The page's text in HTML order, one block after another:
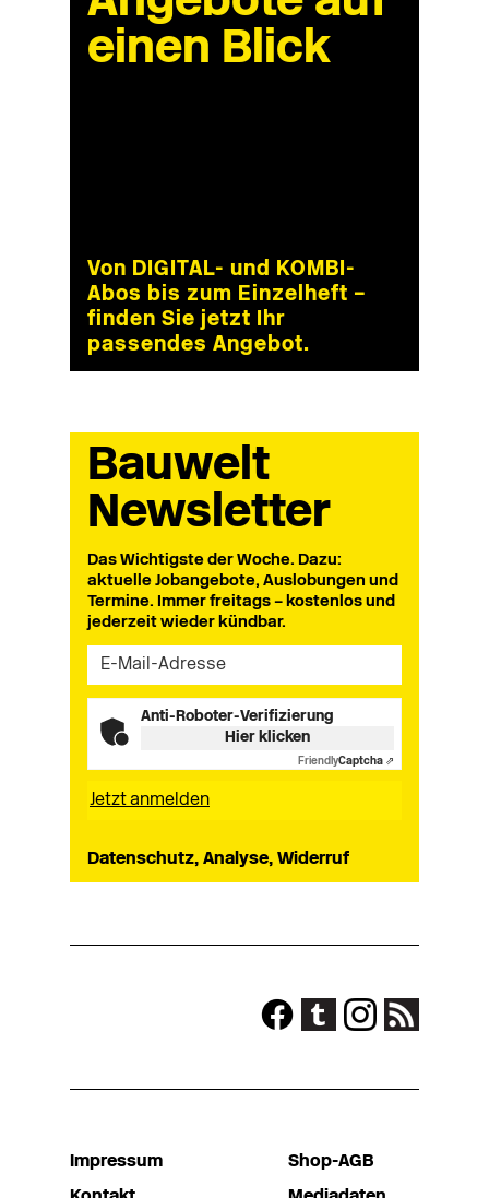
einen Blick
Von DIGITAL- und KOMBI-
Abos bis zum Einzelheft –
finden Sie jetzt Ihr
passendes Angebot.
Bauwelt
Newsletter
Das Wichtigste der Woche. Dazu:
aktuelle Jobangebote, Auslobungen und
Termine. Immer freitags – kostenlos und
jederzeit wieder kündbar.
Anti-Roboter-Verifizierung
Hier klicken
FriendlyCaptcha ⇗
Datenschutz, Analyse, Widerruf
Impressum
Shop-AGB